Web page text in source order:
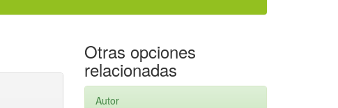
Otras opciones
relacionadas
Autor